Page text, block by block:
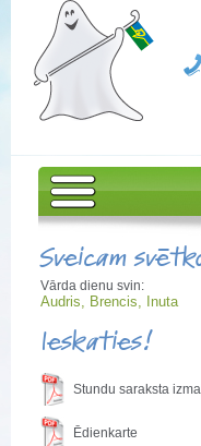
Sveicam
Vārda dienu svin:
Audris, Brencis, Inuta
Ieskaties!
Stundu saraksta
Ēdienkarte